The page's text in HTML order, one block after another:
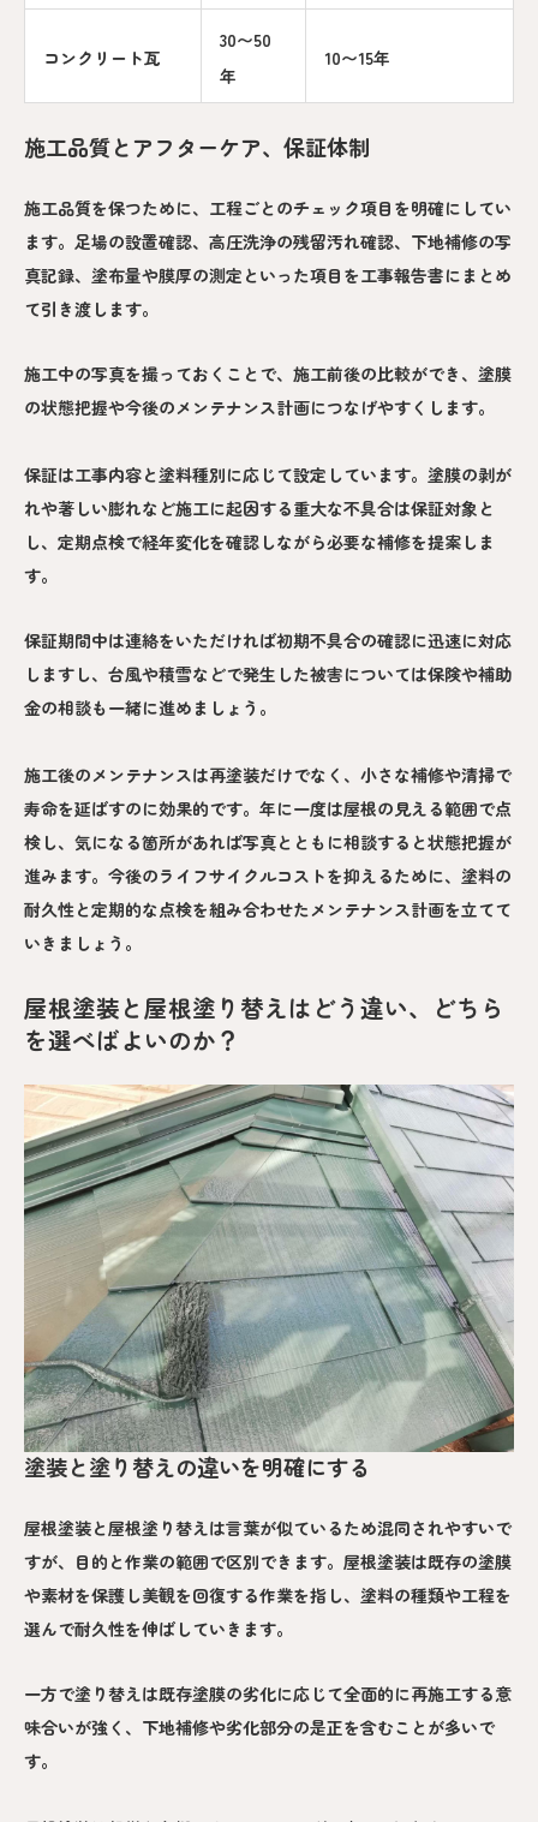
コンクリート瓦
30〜50
年
10〜15年
施工品質とアフターケア、保証体制
施工品質を保つために、工程ごとのチェック項目を明確にしてい
ます。足場の設置確認、高圧洗浄の残留汚れ確認、下地補修の写
真記録、塗布量や膜厚の測定といった項目を工事報告書にまとめ
て引き渡します。
施工中の写真を撮っておくことで、施工前後の比較ができ、塗膜
の状態把握や今後のメンテナンス計画につなげやすくします。
保証は工事内容と塗料種別に応じて設定しています。塗膜の剥が
れや著しい膨れなど施工に起因する重大な不具合は保証対象と
し、定期点検で経年変化を確認しながら必要な補修を提案しま
す。
保証期間中は連絡をいただければ初期不具合の確認に迅速に対応
しますし、台風や積雪などで発生した被害については保険や補助
金の相談も一緒に進めましょう。
施工後のメンテナンスは再塗装だけでなく、小さな補修や清掃で
寿命を延ばすのに効果的です。年に一度は屋根の見える範囲で点
検し、気になる箇所があれば写真とともに相談すると状態把握が
進みます。今後のライフサイクルコストを抑えるために、塗料の
耐久性と定期的な点検を組み合わせたメンテナンス計画を立てて
いきましょう。
屋根塗装と屋根塗り替えはどう違い、どちら
を選べばよいのか？
塗装と塗り替えの違いを明確にする
屋根塗装と屋根塗り替えは言葉が似ているため混同されやすいで
すが、目的と作業の範囲で区別できます。屋根塗装は既存の塗膜
や素材を保護し美観を回復する作業を指し、塗料の種類や工程を
選んで耐久性を伸ばしていきます。
一方で塗り替えは既存塗膜の劣化に応じて全面的に再施工する意
味合いが強く、下地補修や劣化部分の是正を含むことが多いで
す。